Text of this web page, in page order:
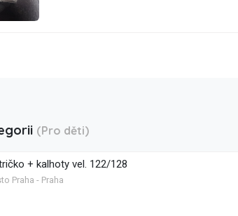
(Pro děti)
+ kalhoty vel. 122/128
Praha - Praha